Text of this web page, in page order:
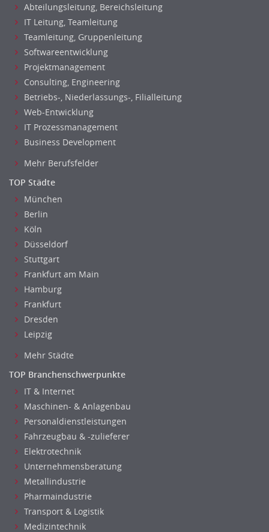
Abteilungsleitung, Bereichsleitung
IT Leitung, Teamleitung
Teamleitung, Gruppenleitung
Softwareentwicklung
Projektmanagement
Consulting, Engineering
Betriebs-, Niederlassungs-, Filialleitung
Web-Entwicklung
IT Prozessmanagement
Business Development
Mehr Berufsfelder
TOP Städte
München
Berlin
Köln
Düsseldorf
Stuttgart
Frankfurt am Main
Hamburg
Frankfurt
Dresden
Leipzig
Mehr Städte
TOP Branchenschwerpunkte
IT & Internet
Maschinen- & Anlagenbau
Personaldienstleistungen
Fahrzeugbau & -zulieferer
Elektrotechnik
Unternehmensberatung
Metallindustrie
Pharmaindustrie
Transport & Logistik
Medizintechnik